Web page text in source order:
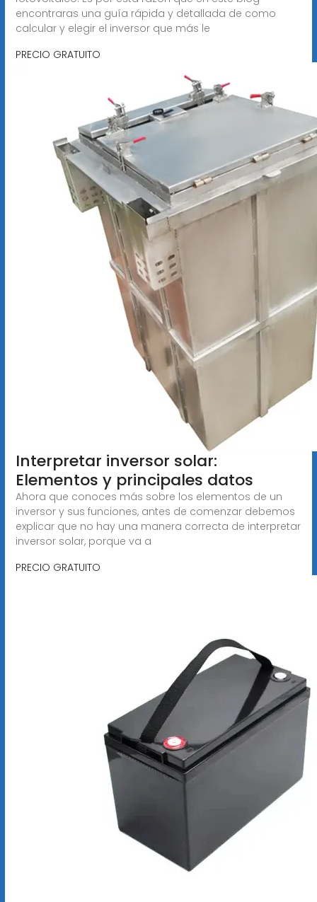
encontraras una guía rápida y detallada de como
calcular y elegir el inversor que más le
PRECIO GRATUITO
Interpretar inversor solar:
Elementos y principales datos
Ahora que conoces más sobre los elementos de un
inversor y sus funciones, antes de comenzar debemos
explicar que no hay una manera correcta de interpretar
inversor solar, porque va a
PRECIO GRATUITO